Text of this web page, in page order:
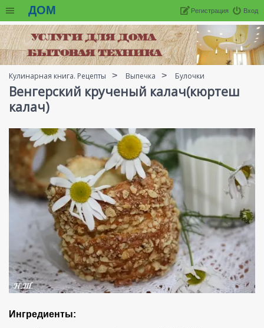
ДОМ Вход
Регистрация
Кулинарная книга. Рецепты Выпечка Булочки
Венгерский крученый калач(кюртеш
калач)
Ингредиенты: